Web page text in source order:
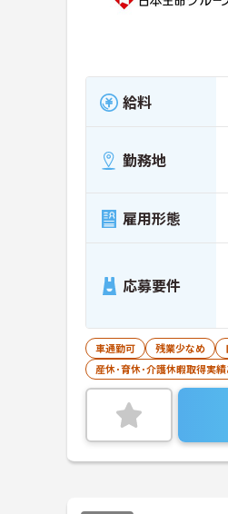
給料
勤務地
雇用形態
応募要件
車通勤可 残業少なめ
産休･育休･介護休暇取得実績